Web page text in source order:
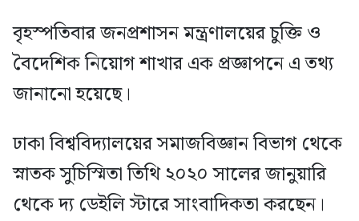
বৃহস্পতিবার জনপ্রশাসন মন্ত্রণালয়ের চুক্তি ও
বৈদেশিক নিয়োগ শাখার এক প্রজ্ঞাপনে এ তথ্য
জানানো হয়েছে।
ঢাকা বিশ্ববিদ্যালয়ের সমাজবিজ্ঞান বিভাগ থেকে
স্নাতক সুচিস্মিতা তিথি ২০২০ সালের জানুয়ারি
থেকে দ্য ডেইলি স্টারে সাংবাদিকতা করছেন।